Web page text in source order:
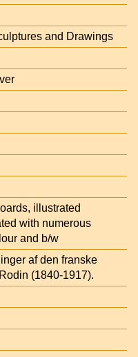
and Drawings
illustrated
with numerous
and b/w
af den franske
(1840-1917).